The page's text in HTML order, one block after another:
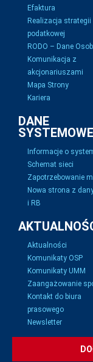
Efaktura
Realizacja strategii
podatkowej
RODO – Dane
Komunikacja z
akcjonariuszami
Mapa Strony
Kariera
DANE
SYSTEMOWE
Informacje o
Schemat sieci
Zapotrzebowanie
Nowa strona z
i RB
Aktualności
Komunikaty OSP
Komunikaty UMM
Zaangażowanie
Kontakt do biura
prasowego
Newsletter